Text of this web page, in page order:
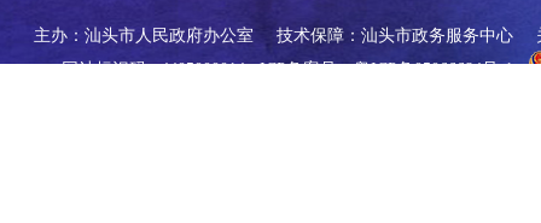
主办：汕头市人民政府办公室 技术保障：汕头市政务服务中心
网站标识码 : 4405000014ICP备案号：粤ICP备05066684号-1